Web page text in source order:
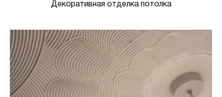
Декоративная отделка потолка